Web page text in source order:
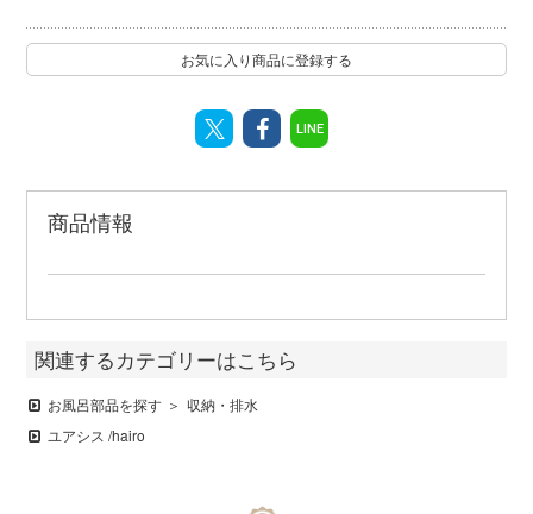
お気に入り商品に登録する
LINE
商品情報
関連するカテゴリーはこちら
お風呂部品を探す
収納・排水
ユアシス /hairo